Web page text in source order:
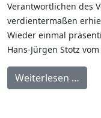
Verantwortlichen des
verdientermaßen
Wieder einmal
Hans-Jürgen Stotz
Weiterlesen …